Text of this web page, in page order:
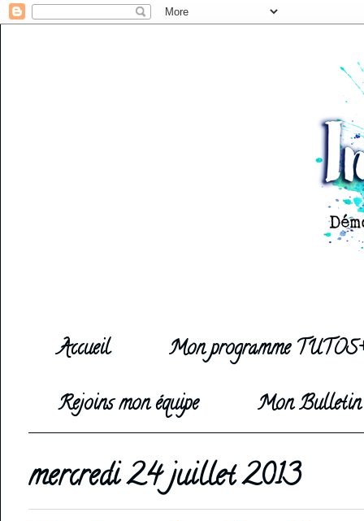
Accueil
Mon programme
Rejoins mon équipe
Mon
mercredi 24 juillet 2013